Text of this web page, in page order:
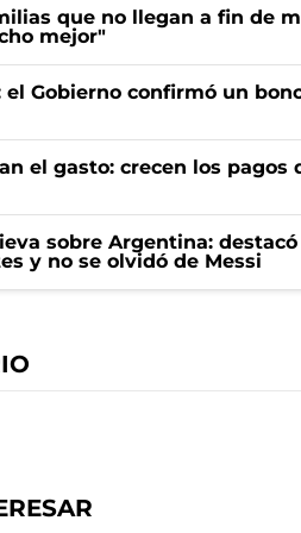
que no llegan a fin de
mejor"
el Gobierno confirmó un
el gasto: crecen los pagos
sobre Argentina:
y no se olvidó de Messi